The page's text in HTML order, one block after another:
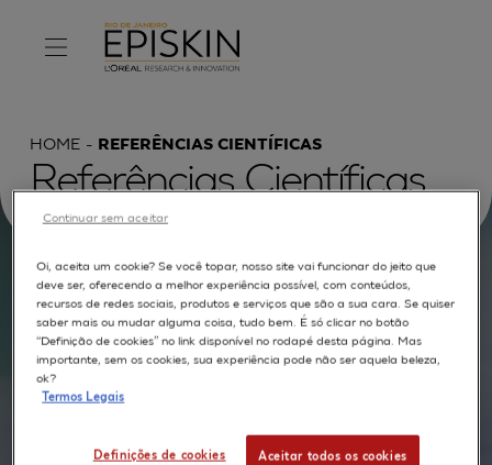
HOME REFERÊNCIAS CIENTÍFICAS
Referências Científicas
Procurar por :
TEXTO COMPLETO MODELOS APLICAÇÕES
AUTORES
Oi, aceita um cookie? Se você topar, nosso site vai funcionar do jeito que
deve ser, oferecendo a melhor experiência possível, com conteúdos,
recursos de redes sociais, produtos e serviços que são a sua cara. Se quiser
saber mais ou mudar alguma coisa, tudo bem. É só clicar no botão
“Definição de cookies” no link disponível no rodapé desta página. Mas
importante, sem os cookies, sua experiência pode não ser aquela beleza,
ok?
Termos Legais
Definições de cookies Aceitar todos os cookies
Continuar sem aceitar